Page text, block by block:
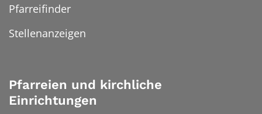
Pfarreifinder
Stellenanzeigen
Pfarreien und kirchliche
Einrichtungen